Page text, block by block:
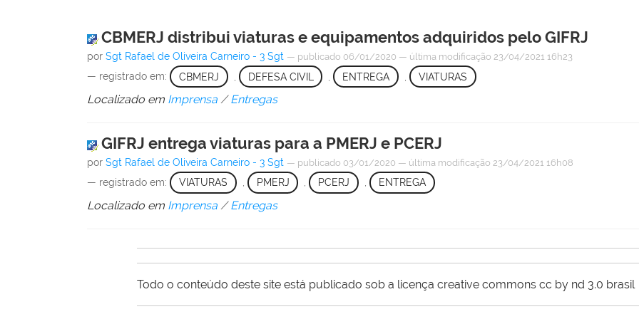
CBMERJ distribui viaturas e equipamentos adquiridos pelo GIFRJ
por Sgt Rafael de Oliveira Carneiro - 3 Sgt — publicado 06/01/2020 — última modificação 23/04/2021 16h23
— registrado em: CBMERJ DEFESA CIVIL , ENTREGA , VIATURAS
Localizado em Imprensa /Entregas
GIFRJ entrega viaturas para a PMERJ e PCERJ
por Sgt Rafael de Oliveira Carneiro - 3 Sgt — publicado 03/01/2020 — última modificação 23/04/2021 16h08
— registrado em: VIATURAS , PMERJ , PCERJ , ENTREGA
Localizado em Imprensa /Entregas
Todo o conteúdo deste site está publicado sob a licença creative commons cc by nd 3.0 brasil